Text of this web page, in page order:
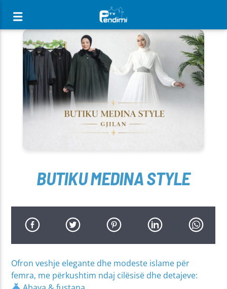
[There are no radio stations in the database]
BUTIKU MEDINA STYLE
Ofron veshje elegante dhe modeste islame për
femra, me përkushtim ndaj cilësisë dhe detajeve: